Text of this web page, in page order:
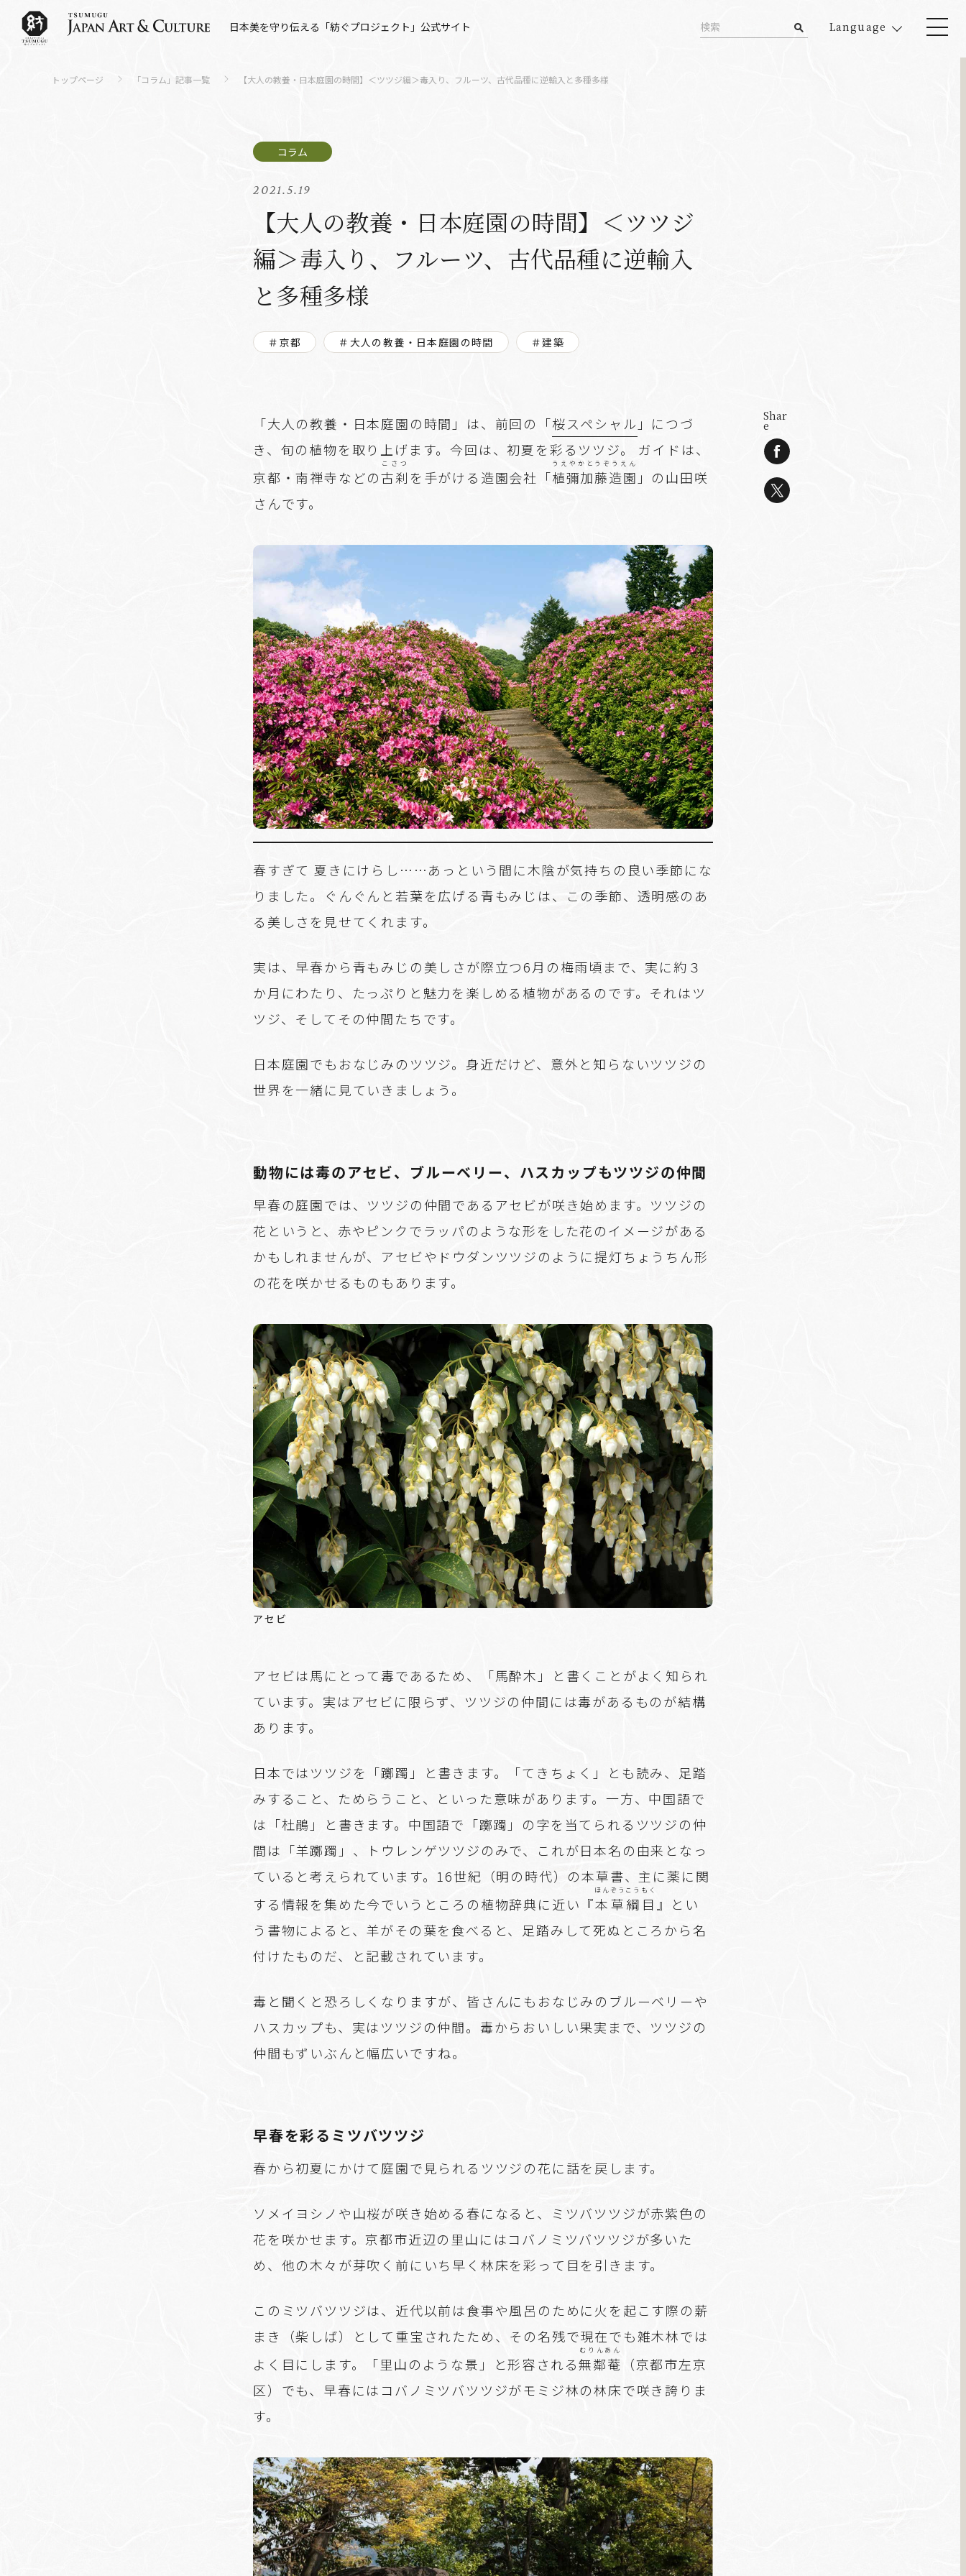
日本美を守り伝える「紡ぐプロジェクト」公式サイト Language
トップページ 「コラム」記事一覧 【大人の教養・日本庭園の時間】＜ツツジ編＞毒入り、フルーツ、古代品種に逆輸入と多種多様
2021.5.19
【大人の教養・日本庭園の時間】＜ツツジ
編＞毒入り、フルーツ、古代品種に逆輸入
と多種多様
＃京都 ＃大人の教養・日本庭園の時間 ＃建築
「大人の教養・日本庭園の時間」は、前回の「桜スペシャル 」につづ
き、旬の植物を取り上げます。今回は、初夏を彩るツツジ。 ガイドは、
京都・南禅寺などの古刹
こさつ
を手がける造園会社「植彌加藤造園
うえやかとうぞうえん
」の山田咲
さんです。
春すぎて 夏きにけらし……あっという間に木陰が気持ちの良い季節にな
りました。ぐんぐんと若葉を広げる青もみじは、この季節、透明感のあ
る美しさを見せてくれます。
実は、早春から青もみじの美しさが際立つ6月の梅雨頃まで、実に約３
か月にわたり、たっぷりと魅力を楽しめる植物があるのです。それはツ
ツジ、そしてその仲間たちです。
日本庭園でもおなじみのツツジ。身近だけど、意外と知らないツツジの
世界を一緒に見ていきましょう。
動物には毒のアセビ、ブルーベリー、ハスカップもツツジの仲間
早春の庭園では、ツツジの仲間であるアセビが咲き始めます。ツツジの
花というと、赤やピンクでラッパのような形をした花のイメージがある
かもしれませんが、アセビやドウダンツツジのように提灯ちょうちん形
の花を咲かせるものもあります。
アセビ
アセビは馬にとって毒であるため、「馬酔木」と書くことがよく知られ
ています。実はアセビに限らず、ツツジの仲間には毒があるものが結構
あります。
日本ではツツジを「躑躅」と書きます。「てきちょく」とも読み、足踏
みすること、ためらうこと、といった意味があります。一方、中国語で
は「杜鵑」と書きます。中国語で「躑躅」の字を当てられるツツジの仲
間は「羊躑躅」、トウレンゲツツジのみで、これが日本名の由来となっ
ていると考えられています。16世紀（明の時代）の本草書、主に薬に関
する情報を集めた今でいうところの植物辞典に近い『本草綱目
ほんぞうこうもく
』とい
う書物によると、羊がその葉を食べると、足踏みして死ぬところから名
付けたものだ、と記載されています。
毒と聞くと恐ろしくなりますが、皆さんにもおなじみのブルーベリーや
ハスカップも、実はツツジの仲間。毒からおいしい果実まで、ツツジの
仲間もずいぶんと幅広いですね。
早春を彩るミツバツツジ
春から初夏にかけて庭園で見られるツツジの花に話を戻します。
ソメイヨシノや山桜が咲き始める春になると、ミツバツツジが赤紫色の
花を咲かせます。京都市近辺の里山にはコバノミツバツツジが多いた
め、他の木々が芽吹く前にいち早く林床を彩って目を引きます。
このミツバツツジは、近代以前は食事や風呂のために火を起こす際の薪
まき（柴しば）として重宝されたため、その名残で現在でも雑木林では
よく目にします。「里山のような景」と形容される無鄰菴
むりんあん
（京都市左京
区）でも、早春にはコバノミツバツツジがモミジ林の林床で咲き誇りま
す。
Shar
e